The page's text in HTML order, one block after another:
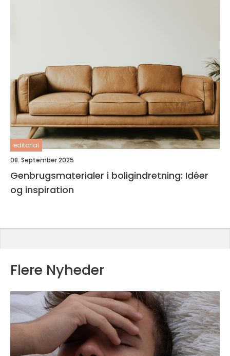
editorial
08. September 2025
Genbrugsmaterialer i boligindretning: Idéer
og inspiration
Flere Nyheder